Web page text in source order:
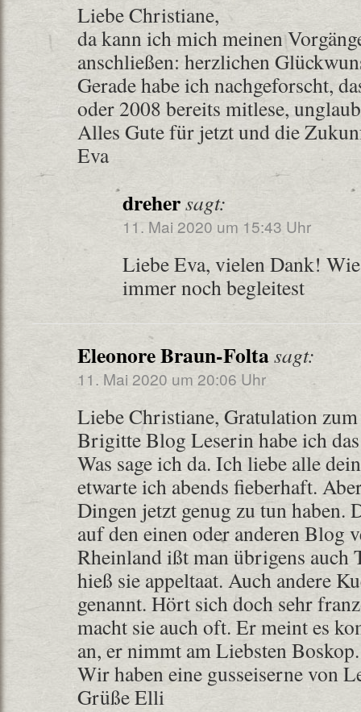
Liebe Christiane,
da kann ich mich meinen
anschließen: herzlichen
Gerade habe ich nachgeforscht,
oder 2008 bereits mitlese,
Alles Gute für jetzt und die
Eva
drehersagt:
11. Mai 2020 um 15:43 Uhr
Liebe Eva, vielen Dank!
immer noch begleitest
Eleonore Braun-Foltasagt:
11. Mai 2020 um 20:06 Uhr
Liebe Christiane, Gratulation
Brigitte Blog Leserin habe ich
Was sage ich da. Ich liebe alle
etwarte ich abends fieberhaft.
Dingen jetzt genug zu tun haben.
auf den einen oder anderen Blog
Rheinland ißt man übrigens auch
hieß sie appeltaat. Auch andere
genannt. Hört sich doch sehr
macht sie auch oft. Er meint es
an, er nimmt am Liebsten
Wir haben eine gusseiserne von
Grüße Elli